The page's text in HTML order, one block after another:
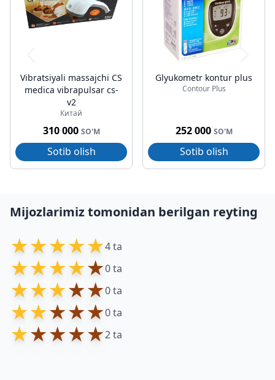
Vibratsiyali massajchi CS
medica vibrapulsar cs-
v2
Китай
310 000 SO'M
Sotib olish
Glyukometr kontur plus
Contour Plus
252 000 SO'M
Sotib olish
Mijozlarimiz tomonidan berilgan reyting
★★★★★4 ta
★★★★★0 ta
★★★★★0 ta
★★★★★0 ta
★★★★★2 ta